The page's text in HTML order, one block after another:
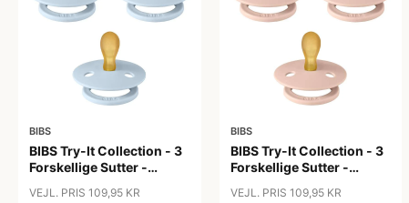
BIBS
BIBS Try-It Collection - 3
Forskellige Sutter -
VEJL. PRIS 109,95 KR
BIBS
BIBS Try-It Collection - 3
Forskellige Sutter -
VEJL. PRIS 109,95 KR